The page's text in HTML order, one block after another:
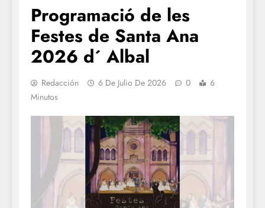
Programació de les
Festes de Santa Ana
2026 d´ Albal
Redacción 6 De Julio De 2026 0
6
Minutos